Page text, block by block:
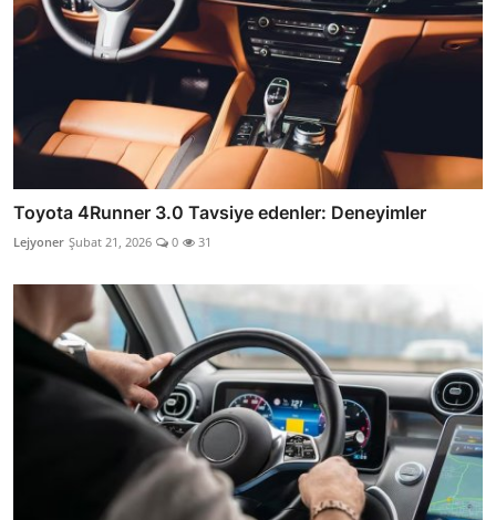
Toyota 4Runner 3.0 Tavsiye edenler: Deneyimler
Lejyoner Şubat 21, 2026 0 31